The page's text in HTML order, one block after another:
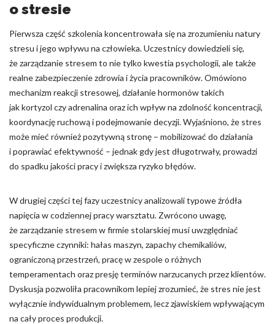
o stresie
Pierwsza część szkolenia koncentrowała się na zrozumieniu natury
stresu i jego wpływu na człowieka. Uczestnicy dowiedzieli się,
że zarządzanie stresem to nie tylko kwestia psychologii, ale także
realne zabezpieczenie zdrowia i życia pracowników. Omówiono
mechanizm reakcji stresowej, działanie hormonów takich
jak kortyzol czy adrenalina oraz ich wpływ na zdolność koncentracji,
koordynację ruchową i podejmowanie decyzji. Wyjaśniono, że stres
może mieć również pozytywną stronę – mobilizować do działania
i poprawiać efektywność – jednak gdy jest długotrwały, prowadzi
do spadku jakości pracy i zwiększa ryzyko błędów.
W drugiej części tej fazy uczestnicy analizowali typowe źródła
napięcia w codziennej pracy warsztatu. Zwrócono uwagę,
że zarządzanie stresem w firmie stolarskiej musi uwzględniać
specyficzne czynniki: hałas maszyn, zapachy chemikaliów,
ograniczoną przestrzeń, pracę w zespole o różnych
temperamentach oraz presję terminów narzucanych przez klientów.
Dyskusja pozwoliła pracownikom lepiej zrozumieć, że stres nie jest
wyłącznie indywidualnym problemem, lecz zjawiskiem wpływającym
na cały proces produkcji.